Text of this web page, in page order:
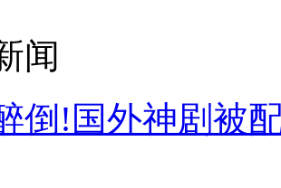
闻
倒!国外神剧被